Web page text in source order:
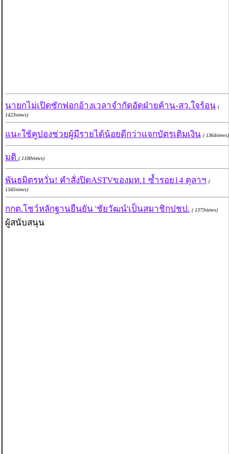
นายกไม่เปิดซักฟอกอ้างเวลาจำกัดอัดฝ่ายค้าน-สว.ใจร้อน (
1423views)
แนะใช้คูปองช่วยผู้มีรายได้น้อยดีกว่าแจกบัตรเติมเงิน ( 1364views)
มติ ( 1100views)
พันธมิตรหวั่น! คำสั่งปิดASTVของมท.1 ซ้ำรอย14 ตุลาฯ (
1345views)
กกต.โชว์หลักฐานยืนยัน 'ชัยวัฒน์'เป็นสมาชิกปชป. ( 1373views)
ผู้สนับสนุน